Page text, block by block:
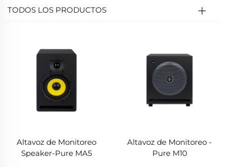
TODOS LOS PRODUCTOS
Altavoz de Monitoreo
Speaker-Pure MA5
Altavoz de Monitoreo -
Pure M10